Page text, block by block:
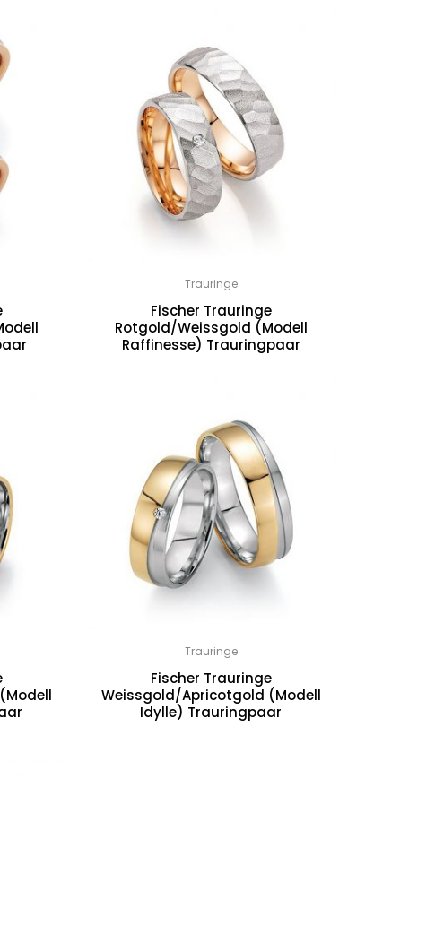
Trauringe
Fischer Trauringe
Rotgold/Weissgold (Modell
Raffinesse) Trauringpaar
Trauringe
Fischer Trauringe
Weissgold/Apricotgold (Modell
Idylle) Trauringpaar